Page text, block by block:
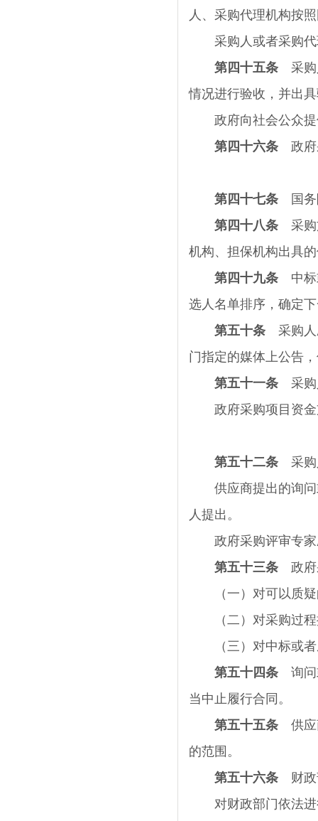
人、采购代理机构按
采购人或者采购代
第四十五条 采购
情况进行验收，并出
政府向社会公众提
第四十六条 政府
第四十七条 国务
第四十八条 采购
机构、担保机构出具
第四十九条 中标
选人名单排序，确定
第五十条 采购人
门指定的媒体上公告
第五十一条 采购
政府采购项目资金
第五十二条 采购
供应商提出的询问
人提出。
政府采购评审专家
第五十三条 政府
（一）对可以质疑
（二）对采购过程
（三）对中标或者
第五十四条 询问
当中止履行合同。
第五十五条 供应
的范围。
第五十六条 财政
对财政部门依法进